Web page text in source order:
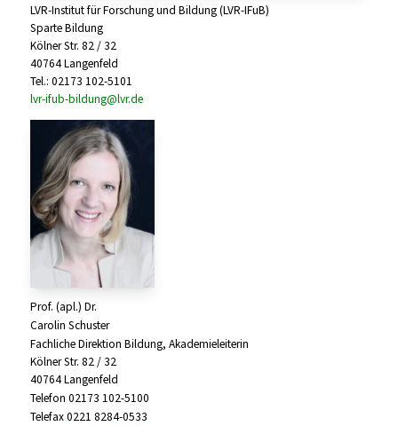
LVR-Institut für Forschung und Bildung (LVR-IFuB)
Sparte Bildung
Kölner Str. 82 / 32
40764 Langenfeld
Tel.: 02173 102-5101
lvr-ifub-bildung@lvr.de
Prof. (apl.) Dr.
Carolin Schuster
Fachliche Direktion Bildung, Akademieleiterin
Kölner Str. 82 / 32
40764 Langenfeld
Telefon 02173 102-5100
Telefax 0221 8284-0533